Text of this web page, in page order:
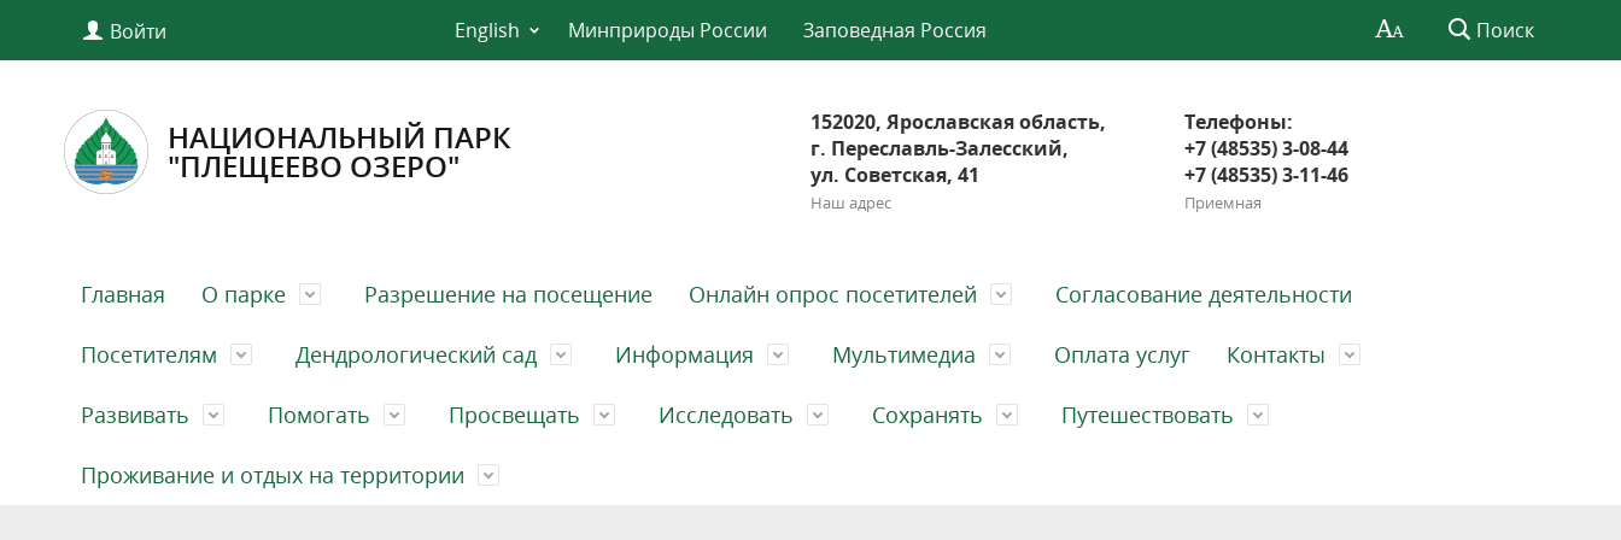
Войти English Минприроды России Заповедная Россия Поиск
НАЦИОНАЛЬНЫЙ ПАРК
"ПЛЕЩЕЕВО ОЗЕРО"
152020, Ярославская область,
г. Переславль-Залесский,
ул. Советская, 41
Наш адрес
Телефоны:
+7 (48535) 3-08-44
+7 (48535) 3-11-46
Приемная
Главная О парке Разрешение на посещение Онлайн опрос посетителей Согласование деятельности
Посетителям Дендрологический сад Информация Мультимедиа Оплата услуг Контакты
Развивать Помогать Просвещать Исследовать Сохранять Путешествовать
Проживание и отдых на территории